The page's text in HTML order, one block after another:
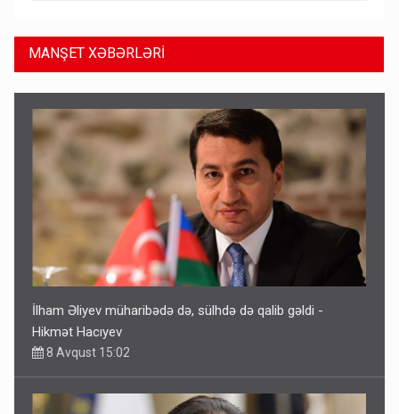
MANŞET XƏBƏRLƏRİ
İlham Əliyev müharibədə də, sülhdə də qalib gəldi -
Hikmət Hacıyev
8 Avqust 15:02